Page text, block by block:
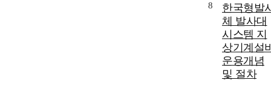
8
한국형발
체 발사대
시스템 지
상기계설
운용개념
및 절차